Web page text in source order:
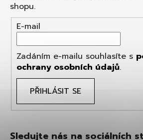
shopu.
E-mail
Zadáním e-mailu souhlasíte s
ochrany osobních údajů.
PŘIHLÁSIT SE
Sledujte nás na sociálních